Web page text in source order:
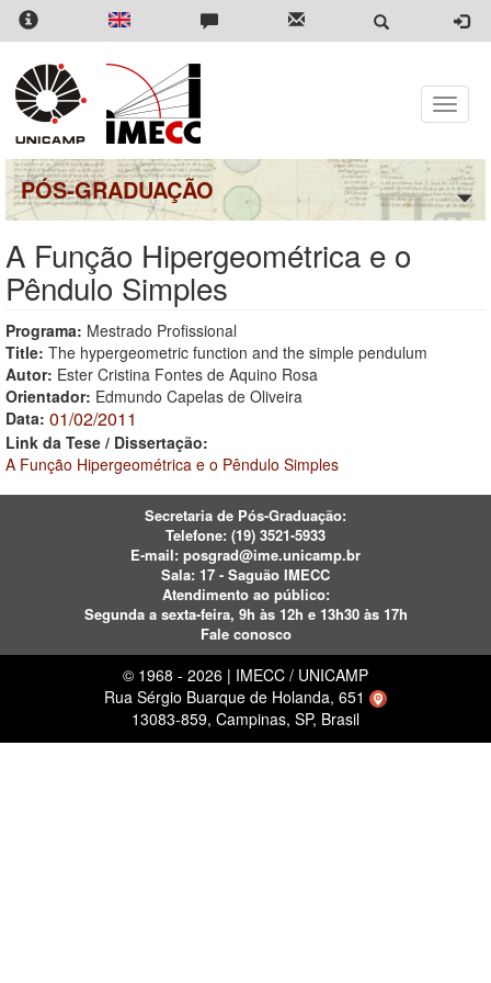
Pular
para
conteúdo
principal
Toggle
PÓS-GRADUAÇÃO
A Função Hipergeométrica e o
Pêndulo Simples
Programa: Mestrado Profissional
Title: The hypergeometric function and the simple pendulum
Autor: Ester Cristina Fontes de Aquino Rosa
Orientador: Edmundo Capelas de Oliveira
Data: 01/02/2011
Link da Tese / Dissertação:
A Função Hipergeométrica e o Pêndulo Simples
Secretaria de Pós-Graduação:
Telefone: (19) 3521-5933
E-mail: posgrad@ime.unicamp.br
Sala: 17 - Saguão IMECC
Atendimento ao público:
Segunda a sexta-feira, 9h às 12h e 13h30 às 17h
Fale conosco
© 1968 - 2026 | IMECC / UNICAMP
Rua Sérgio Buarque de Holanda, 651
13083-859, Campinas, SP, Brasil